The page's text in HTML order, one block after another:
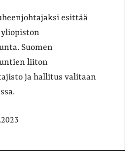
esittää
yliopiston
Suomen
liiton
ja hallitus valitaan